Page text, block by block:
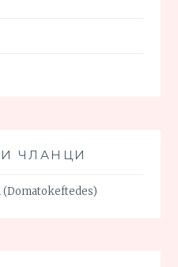
ЧЛАНЦИ
(Domatokeftedes)